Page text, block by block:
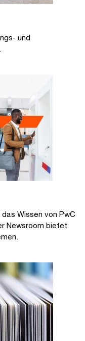
und
Wissen von PwC
Newsroom bietet